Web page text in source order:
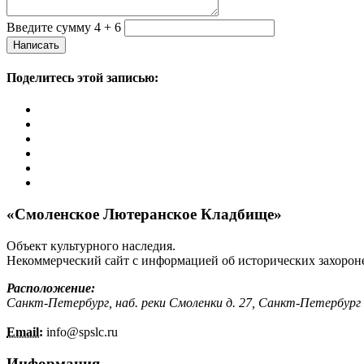
Введите сумму 4 + 6
Написать
Поделитесь этой записью:
«Смоленское Лютеранское Кладбище»
Объект культурного наследия.
Некоммерческий сайт с информацией об исторических
Расположение:
Санкт-Петербург, наб. реки Смоленки д. 27, Санкт-Петербург
Email: info@spslc.ru